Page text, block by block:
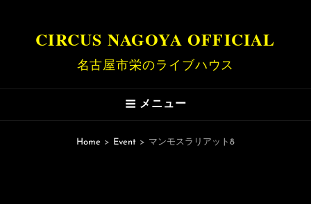
CIRCUS NAGOYA OFFICIAL
名古屋市栄のライブハウス
メニュー
Home > Event > マンモスラリアット8